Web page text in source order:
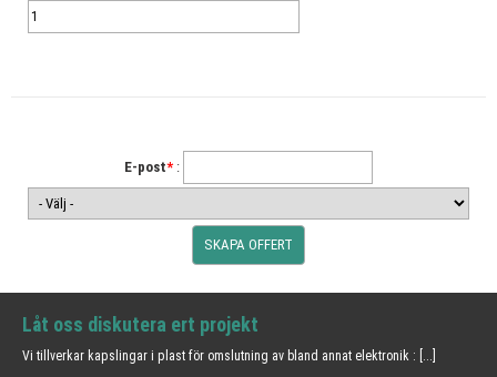
E-post* :
Låt oss diskutera ert projekt
Vi tillverkar kapslingar i plast för omslutning av bland annat elektronik :